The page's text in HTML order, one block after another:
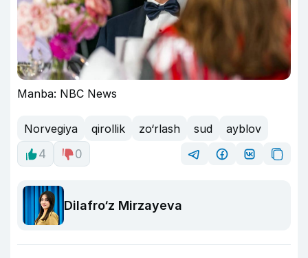
Manba: NBC News
Norvegiya qirollik zo‘rlash sud
ayblov
4
0
Dilafro‘z Mirzayeva